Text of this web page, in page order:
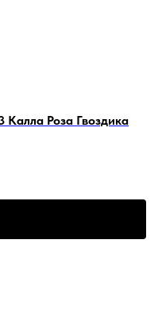
Калла Роза Гвоздика